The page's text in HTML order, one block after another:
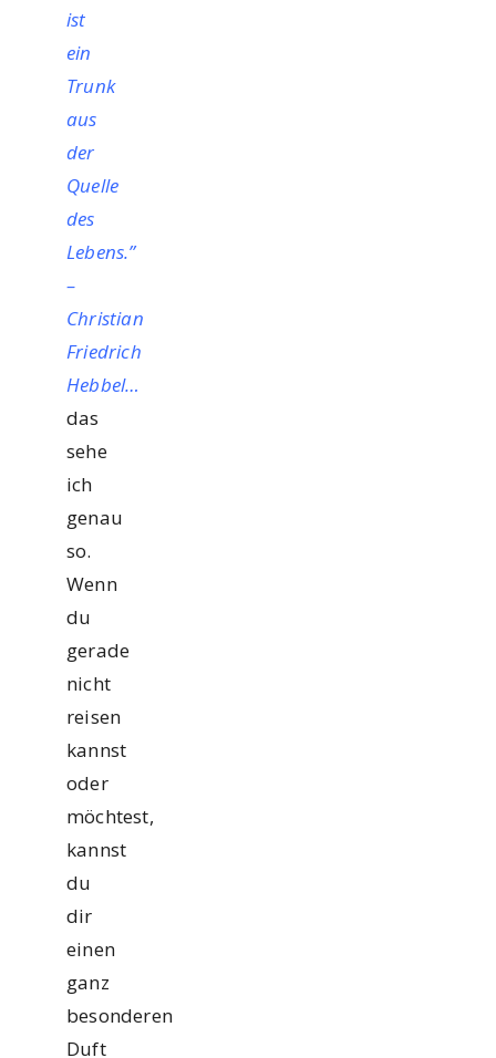
ist
ein
Trunk
aus
der
Quelle
des
Lebens.”
–
Christian
Friedrich
Hebbel…
das
sehe
ich
genau
so.
Wenn
du
gerade
nicht
reisen
kannst
oder
möchtest,
kannst
du
dir
einen
ganz
besonderen
Duft